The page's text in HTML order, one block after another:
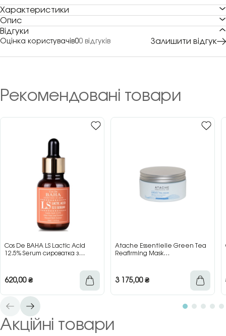
Характеристики
Опис
Відгуки
Оцінка користувачів00 відгуків Залишити відгук
Рекомендовані товари
Cos De BAHA LS Lactic Acid
12.5% Serum сироватка з
620,00₴
Atache Essentielle Green Tea
Reafirming Mask
3 175,00₴
Акційні товари